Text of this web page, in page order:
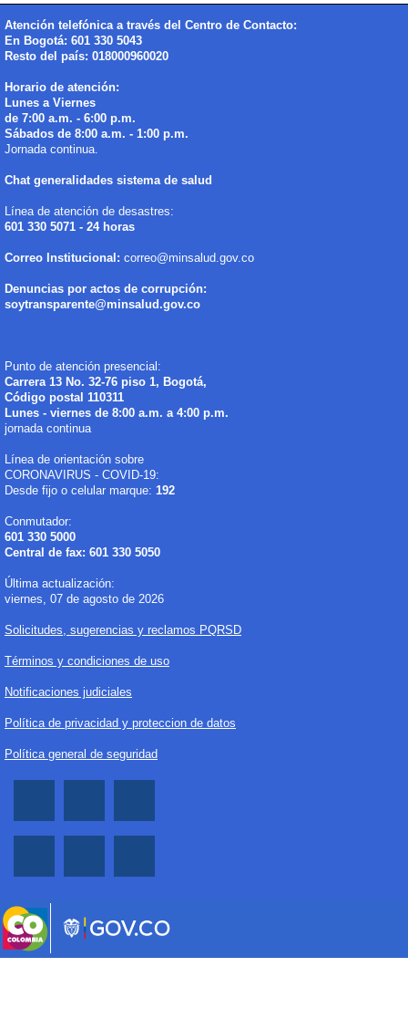
Atención telefónica a través del Centro de Contacto:
En Bogotá: 601 330 5043
Resto del país: 018000960020
Horario de atención:
Lunes a Viernes
de 7:00 a.m. - 6:00 p.m.
Sábados de 8:00 a.m. - 1:00 p.m.
Jornada continua.
Chat generalidades sistema de salud
Línea de atención de desastres:
601 330 5071 - 24 horas
Correo Institucional: correo@minsalud.gov.co
Denuncias por actos de corrupción:
soytransparente@minsalud.gov.co
Punto de atención presencial:
Carrera 13 No. 32-76 piso 1, Bogotá,
Código postal 110311
Lunes - viernes de 8:00 a.m. a 4:00 p.m.
jornada continua
Línea de orientación sobre
CORONAVIRUS - COVID-19:
Desde fijo o celular marque: 192
Conmutador:
601 330 5000
Central de fax: 601 330 5050
Última actualización:
viernes, 07 de agosto de 2026
Solicitudes, sugerencias y reclamos PQRSD
Términos y condiciones de uso
Notificaciones judiciales
Política de privacidad y proteccion de datos
Política general de seguridad